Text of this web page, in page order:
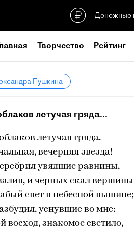
Денежные
Творчество Рейтинг
Пушкина
летучая гряда...
летучая гряда.
вечерняя звезда!
увядшие равнины,
и черных скал
свет в небесной вышине;
уснувшие во мне:
восход, знакомое светило,